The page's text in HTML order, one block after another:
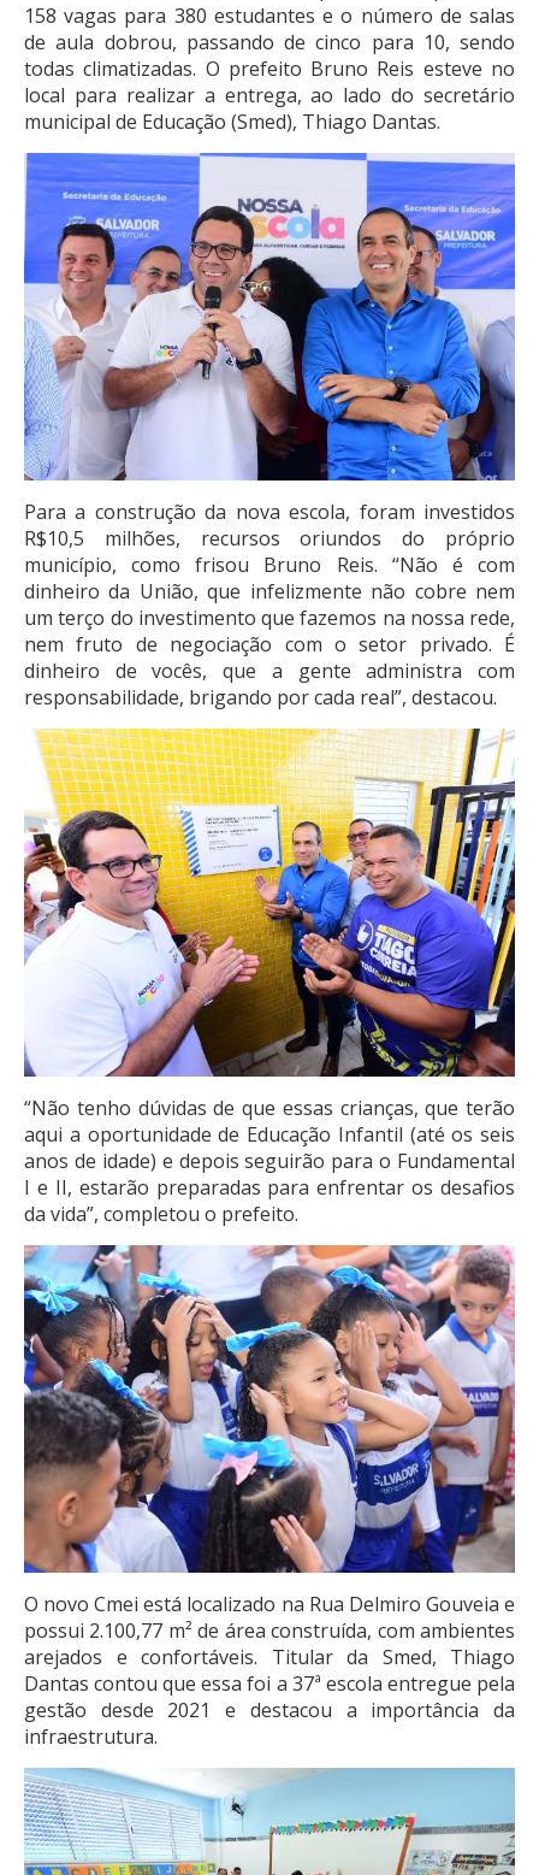
158 vagas para 380 estudantes e o número de salas
de aula dobrou, passando de cinco para 10, sendo
todas climatizadas. O prefeito Bruno Reis esteve no
local para realizar a entrega, ao lado do secretário
municipal de Educação (Smed), Thiago Dantas.
Para a construção da nova escola, foram investidos
R$10,5 milhões, recursos oriundos do próprio
município, como frisou Bruno Reis. “Não é com
dinheiro da União, que infelizmente não cobre nem
um terço do investimento que fazemos na nossa rede,
nem fruto de negociação com o setor privado. É
dinheiro de vocês, que a gente administra com
responsabilidade, brigando por cada real”, destacou.
“Não tenho dúvidas de que essas crianças, que terão
aqui a oportunidade de Educação Infantil (até os seis
anos de idade) e depois seguirão para o Fundamental
I e II, estarão preparadas para enfrentar os desafios
da vida”, completou o prefeito.
O novo Cmei está localizado na Rua Delmiro Gouveia e
possui 2.100,77 m² de área construída, com ambientes
arejados e confortáveis. Titular da Smed, Thiago
Dantas contou que essa foi a 37ª escola entregue pela
gestão desde 2021 e destacou a importância da
infraestrutura.